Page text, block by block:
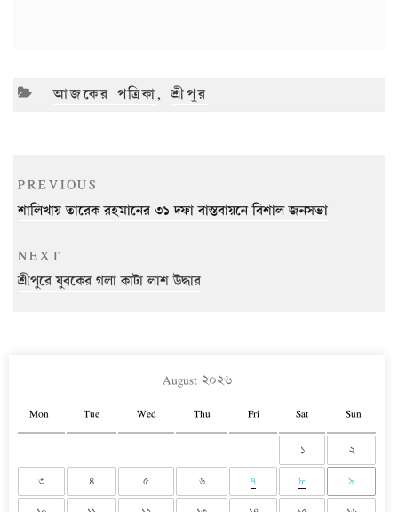
CATEGORIES
আজকের পত্রিকা,শ্রীপুর
Post
navigation
Previous
Post
PREVIOUS
শালিখায় তারেক রহমানের ৩১ দফা বাস্তবায়নে বিশাল জনসভা
Next
Post
NEXT
শ্রীপুরে যুবকের গলা কাটা লাশ উদ্ধার
August ২০২৬
Mon Tue Wed Thu Fri Sat Sun
১ ২
৩ ৪ ৫ ৬ ৭ ৮ ৯